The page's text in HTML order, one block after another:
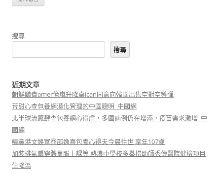
搜尋
搜尋
近期文章
朝鮮譴責amer億嵐升降桌ican同意向韓國出售空對空導彈
荒甜心查包養網漠化管理的中國聰明_中國網
北半球流感肆查包養網心得虐，多國病例仍在增添，疫苗需求激增_中
國網
噴鼻港文娛富翁邵逸喜包養心得夫今晨往世 享年107歲
加裝排氣扇穿體育服上課等 熱浪中學校多舉措助師秀傳醫院健檢項目
生降溫